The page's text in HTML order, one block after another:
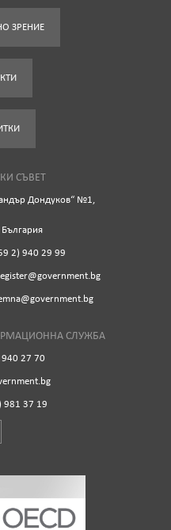
ЗРЕНИЕ
СЪВЕТ
Дондуков“ №1,
2) 940 29 99
СЛУЖБА
940 27 70
981 37 19